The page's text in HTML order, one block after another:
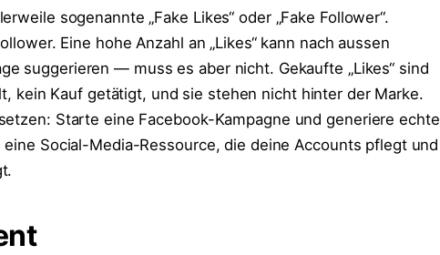
sogenannte „Fake Likes“ oder „Fake Follower“.
Eine hohe Anzahl an „Likes“ kann nach aussen
suggerieren — muss es aber nicht. Gekaufte „Likes“ sind
kein Kauf getätigt, und sie stehen nicht hinter der Marke.
Starte eine Facebook-Kampagne und generiere echte
Social-Media-Ressource, die deine Accounts pflegt und